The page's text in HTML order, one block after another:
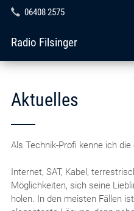
06408 2575
Radio Filsinger
Aktuelles
Als Technik-Profi kenne ich
Internet, SAT, Kabel,
Möglichkeiten, sich seine
holen. In den meisten Fällen